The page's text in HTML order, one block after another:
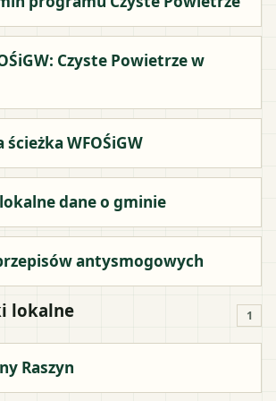
Czyste Powietrze w
ścieżka WFOŚiGW
lokalne dane o gminie
antysmogowych
lokalne 1
Raszyn